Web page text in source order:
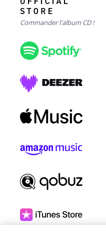
Commander l'album CD !